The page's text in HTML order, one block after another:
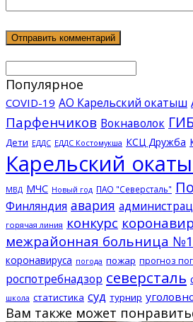
Популярное
COVID-19 АО Карельский окатыш
Парфенчиков Вокнаволок
Дети ЕДДС ЕДДС Костомукша КСЦ Дружба
Карельский
МВД МЧС Новый год ПАО "Северсталь"
Финляндия авария
горячая линия конкурс
межрайонная больница №1
коронавируса погода пожар прогноз
роспотребнадзор северсталь
школа статистика суд турнир
Вам также может